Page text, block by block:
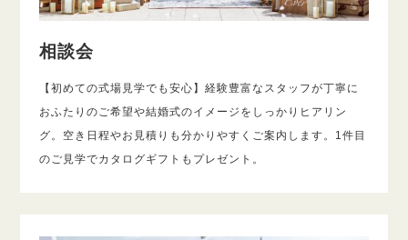
相談会
【初めての式場見学でも安心】経験豊富なスタッフが丁寧に
おふたりのご希望や結婚式のイメージをしっかりヒアリン
グ。空き日程やお見積りも分かりやすくご案内します。1件目
のご見学でカタログギフトもプレゼント。